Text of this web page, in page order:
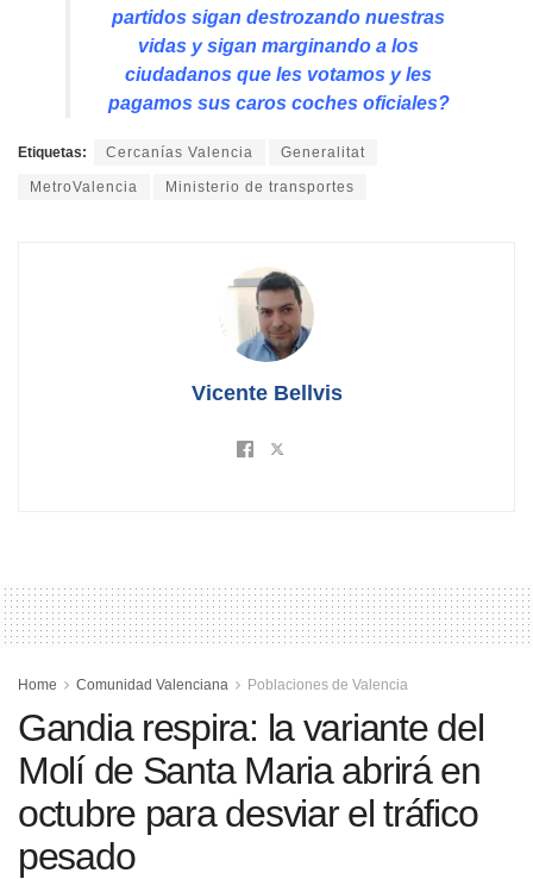
partidos sigan destrozando nuestras
vidas y sigan marginando a los
ciudadanos que les votamos y les
pagamos sus caros coches oficiales?
Etiquetas: Cercanías Valencia Generalitat
MetroValencia Ministerio de transportes
Vicente Bellvis
Home Comunidad Valenciana Poblaciones de Valencia
Gandia respira: la variante del
Molí de Santa Maria abrirá en
octubre para desviar el tráfico
pesado